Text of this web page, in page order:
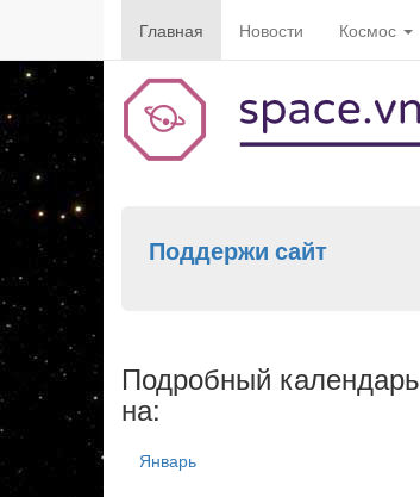
Главная Новости Космос
Поддержи сайт
Подробный календарь
на:
Январь